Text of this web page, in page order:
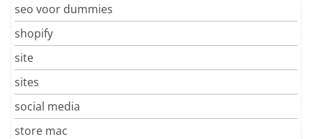
seo voor dummies
shopify
site
sites
social media
store mac